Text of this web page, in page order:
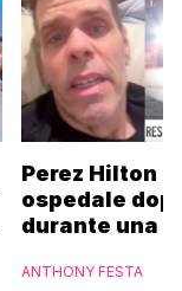
Perez Hilton
ospedale
durante una
ANTHONY FESTA